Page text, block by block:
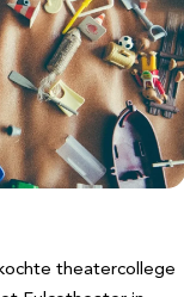
theatercollege